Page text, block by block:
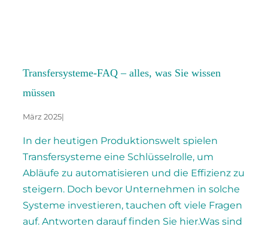
Transfersysteme-FAQ – alles, was Sie wissen
müssen
März 2025|
In der heutigen Produktionswelt spielen
Transfersysteme eine Schlüsselrolle, um
Abläufe zu automatisieren und die Effizienz zu
steigern. Doch bevor Unternehmen in solche
Systeme investieren, tauchen oft viele Fragen
auf. Antworten darauf finden Sie hier.Was sind